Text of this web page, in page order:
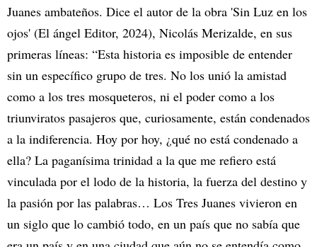
Juanes ambateños. Dice el autor de la obra 'Sin Luz en los
ojos' (El ángel Editor, 2024), Nicolás Merizalde, en sus
primeras líneas: “Esta historia es imposible de entender
sin un específico grupo de tres. No los unió la amistad
como a los tres mosqueteros, ni el poder como a los
triunviratos pasajeros que, curiosamente, están condenados
a la indiferencia. Hoy por hoy, ¿qué no está condenado a
ella? La paganísima trinidad a la que me refiero está
vinculada por el lodo de la historia, la fuerza del destino y
la pasión por las palabras… Los Tres Juanes vivieron en
un siglo que lo cambió todo, en un país que no sabía que